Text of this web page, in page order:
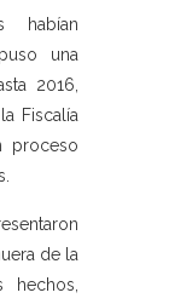
habían
una
2016,
Fiscalía
proceso
de la
hechos,